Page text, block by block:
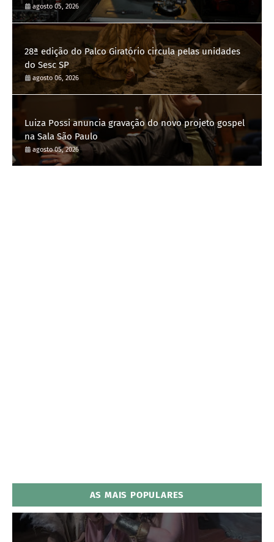
agosto 05, 2026
28ª edição do Palco Giratório circula pelas unidades
do Sesc SP
agosto 06, 2026
Luiza Possi anuncia gravação do novo projeto gospel
na Sala São Paulo
agosto 05, 2026
AS MAIS POPULARES